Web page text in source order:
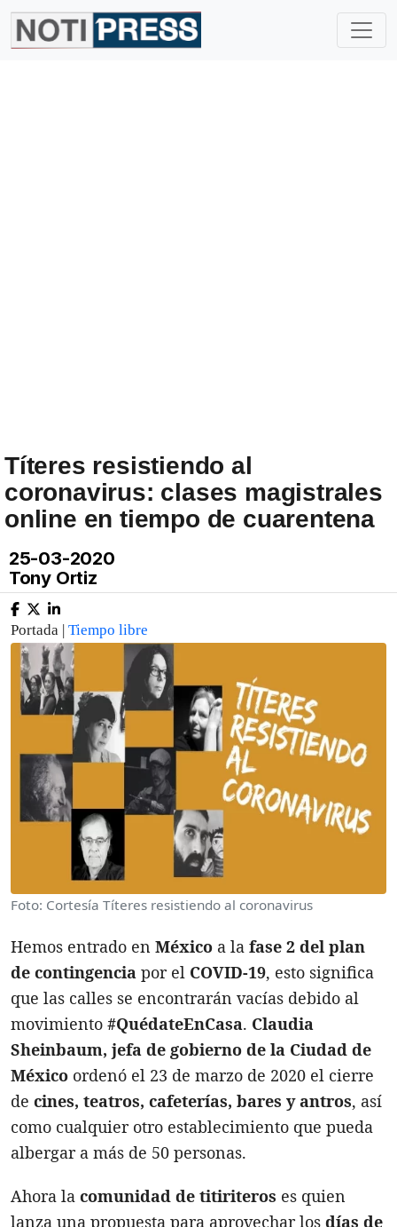
Títeres resistiendo al
coronavirus: clases magistrales
online en tiempo de cuarentena
25-03-2020
Tony Ortiz
Portada | Tiempo libre
Foto: Cortesía Títeres resistiendo al coronavirus
Hemos entrado en México a la fase 2 del plan
de contingencia por el COVID-19, esto significa
que las calles se encontrarán vacías debido al
movimiento #QuédateEnCasa. Claudia
Sheinbaum, jefa de gobierno de la Ciudad de
México ordenó el 23 de marzo de 2020 el cierre
de cines, teatros, cafeterías, bares y antros, así
como cualquier otro establecimiento que pueda
albergar a más de 50 personas.
Ahora la comunidad de titiriteros es quien
lanza una propuesta para aprovechar los días de